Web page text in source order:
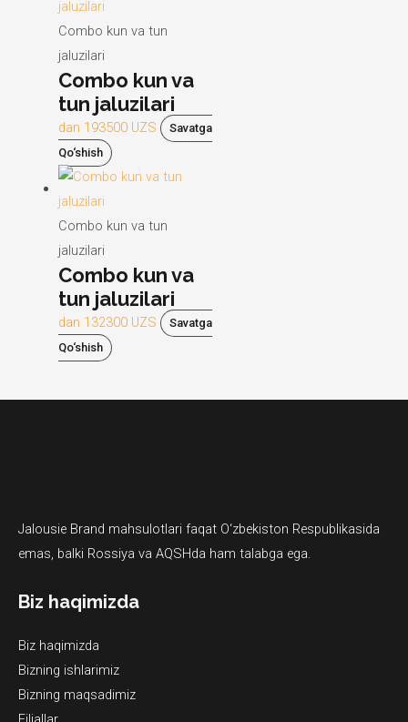
Combo kun va tun
jaluzilari
Combo kun va
tun jaluzilari
dan 193500 UZS
Savatga
Qo‘shish
Combo kun va tun
jaluzilari
Combo kun va
tun jaluzilari
dan 132300 UZS
Savatga
Qo‘shish
Jalousie Brand mahsulotlari faqat O‘zbekiston Respublikasida
emas, balki Rossiya va AQSHda ham talabga ega.
Biz haqimizda
Biz haqimizda
Bizning ishlarimiz
Bizning maqsadimiz